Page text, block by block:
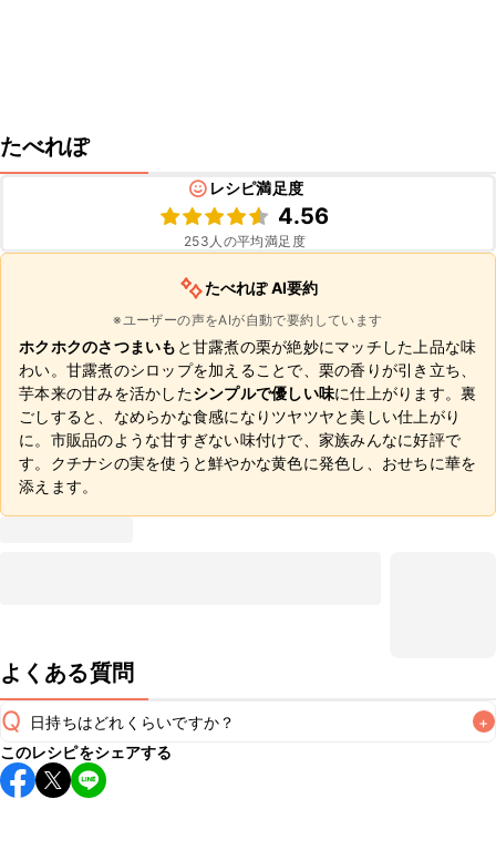
たべれぽ
レシピ満足度
4.56
253 人の平均満足度
たべれぽ AI要約
※ユーザーの声をAIが自動で要約しています
ホクホクのさつまいも と甘露煮の栗が絶妙にマッチした上品な味
わい。甘露煮のシロップを加えることで、栗の香りが引き立ち、
芋本来の甘みを活かしたシンプルで優しい味に仕上がります。裏
ごしすると、なめらかな食感になりツヤツヤと美しい仕上がり
に。市販品のような甘すぎない味付けで、家族みんなに好評で
す。クチナシの実を使うと鮮やかな黄色に発色し、おせちに華を
添えます。
よくある質問
Q 日持ちはどれくらいですか？ +
保存期間は冷蔵で4~5日が目安です。なるべくお早めにお召
し上がりください。
このレシピをシェアする